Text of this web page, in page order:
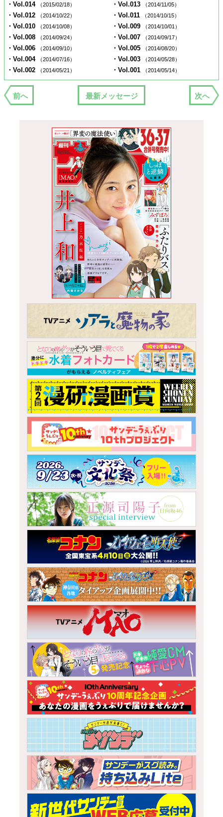
・Vol.014 （2015/02/18） ・Vol.013 （2014/11/05）
・Vol.012 （2014/10/22） ・Vol.011 （2014/10/15）
・Vol.010 （2014/10/08） ・Vol.009 （2014/10/01）
・Vol.008 （2014/09/24） ・Vol.007 （2014/09/17）
・Vol.006 （2014/09/10） ・Vol.005 （2014/08/20）
・Vol.004 （2014/07/16） ・Vol.003 （2014/05/28）
・Vol.002 （2014/05/21） ・Vol.001 （2014/05/14）
前へ 最新メッセージ 次へ